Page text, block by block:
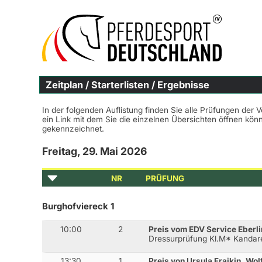
Zeitplan / Starterlisten / Ergebnisse
In der folgenden Auflistung finden Sie alle Prüfungen der
ein Link mit dem Sie die einzelnen Übersichten öffnen
gekennzeichnet.
Freitag, 29. Mai 2026
NR PRÜFUNG
Burghofviereck 1
10:00 2
Preis vom EDV Service
Dressurprüfung Kl.M*